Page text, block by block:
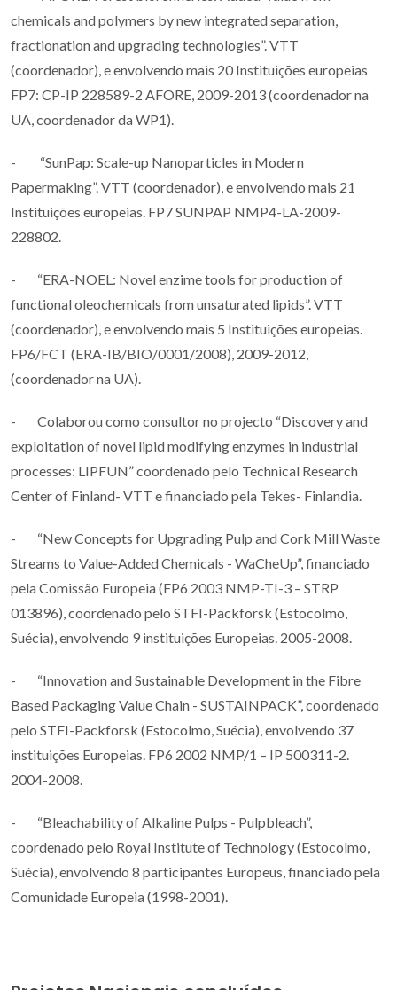
chemicals and polymers by new integrated separation,
fractionation and upgrading technologies”. VTT
(coordenador), e envolvendo mais 20 Instituições europeias
FP7: CP-IP 228589-2 AFORE, 2009-2013 (coordenador na
UA, coordenador da WP1).
- “SunPap: Scale-up Nanoparticles in Modern
Papermaking”. VTT (coordenador), e envolvendo mais 21
Instituições europeias. FP7 SUNPAP NMP4-LA-2009-
228802.
- “ERA-NOEL: Novel enzime tools for production of
functional oleochemicals from unsaturated lipids”. VTT
(coordenador), e envolvendo mais 5 Instituições europeias.
FP6/FCT (ERA-IB/BIO/0001/2008), 2009-2012,
(coordenador na UA).
- Colaborou como consultor no projecto “Discovery and
exploitation of novel lipid modifying enzymes in industrial
processes: LIPFUN” coordenado pelo Technical Research
Center of Finland- VTT e financiado pela Tekes- Finlandia.
- “New Concepts for Upgrading Pulp and Cork Mill Waste
Streams to Value-Added Chemicals - WaCheUp”, financiado
pela Comissão Europeia (FP6 2003 NMP-TI-3 – STRP
013896), coordenado pelo STFI-Packforsk (Estocolmo,
Suécia), envolvendo 9 instituições Europeias. 2005-2008.
- “Innovation and Sustainable Development in the Fibre
Based Packaging Value Chain - SUSTAINPACK”, coordenado
pelo STFI-Packforsk (Estocolmo, Suécia), envolvendo 37
instituições Europeias. FP6 2002 NMP/1 – IP 500311-2.
2004-2008.
- “Bleachability of Alkaline Pulps - Pulpbleach”,
coordenado pelo Royal Institute of Technology (Estocolmo,
Suécia), envolvendo 8 participantes Europeus, financiado pela
Comunidade Europeia (1998-2001).